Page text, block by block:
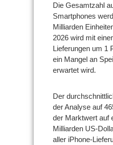
Die Gesamtzahl
Smartphones
Milliarden
2026 wird mit
Lieferungen um 1
ein Mangel an
erwartet wird.
Der
der Analyse auf
der Marktwert auf
Milliarden US-
aller iPhone-